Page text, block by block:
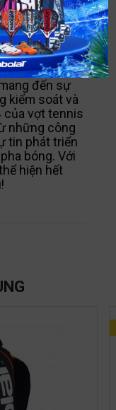
cú đánh của
Pure
đến sự
kiểm soát và
của vợt tennis
những công
tin phát triển
bóng. Với
hiện hết